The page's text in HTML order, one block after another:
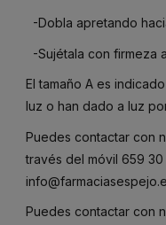
-Dobla apretando
-Sujétala con firmeza
El tamaño A es
luz o han dado a luz
Puedes contactar con
través del móvil 659 30
Puedes contactar con